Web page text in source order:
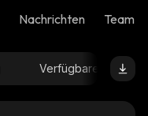
Nachrichten Team-
Verfügbare Menge